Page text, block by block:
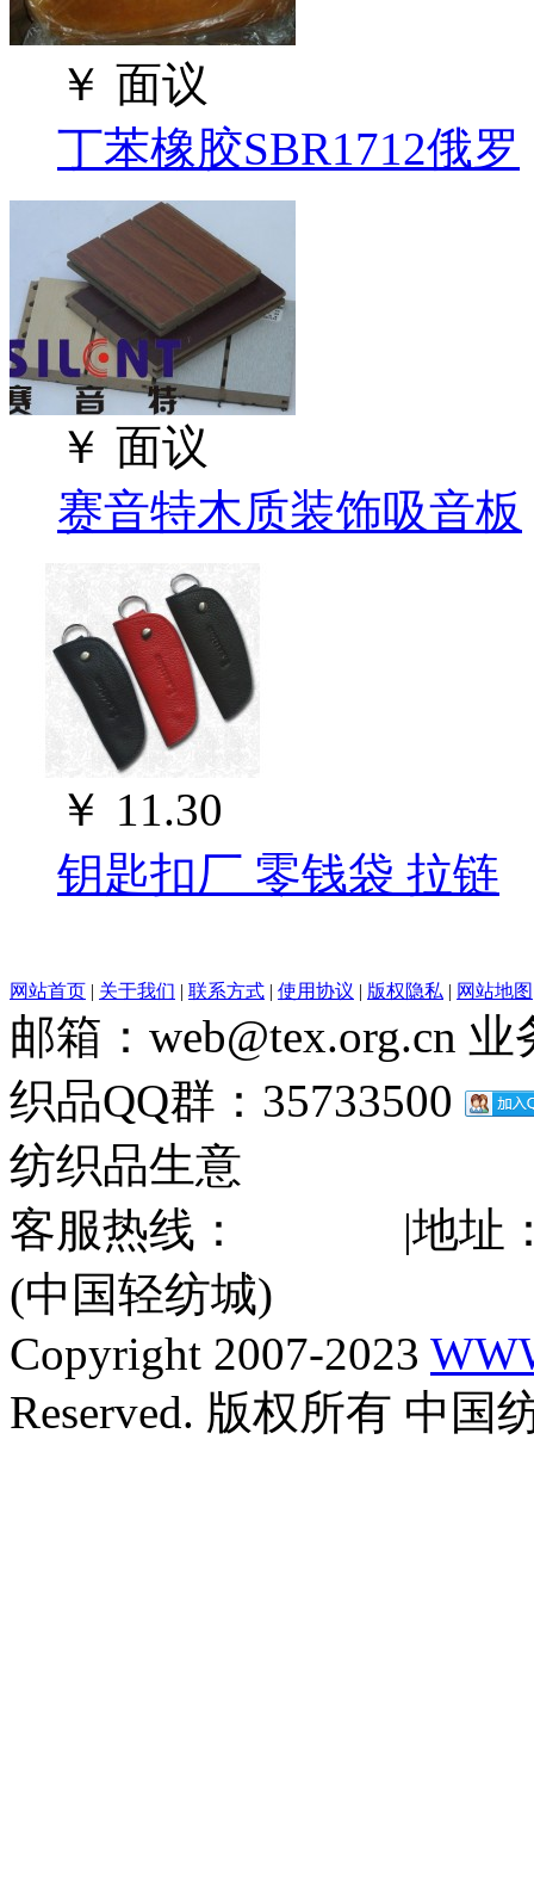
￥ 面议
丁苯橡胶SBR1712俄罗
￥ 面议
赛音特木质装饰吸音板
￥ 11.30
钥匙扣厂 零钱袋 拉链
网站首页 | 关于我们 | 联系方式 | 使用协议 | 版权隐私 | 网站地图
邮箱：web@tex.org.cn
织品QQ群：35733500
纺织品生意
客服热线：
|地址
(中国轻纺城)
Copyright 2007-2023
Reserved. 版权所有 中国